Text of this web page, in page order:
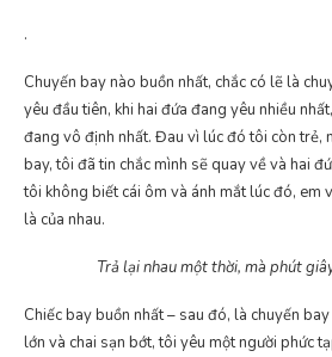
.
Chuyến bay nào buồn nhất, chắc có lẽ là
yêu đầu tiên, khi hai đứa đang yêu nhiều
đang vô định nhất. Đau vì lúc đó tôi còn trẻ,
bay, tôi đã tin chắc mình sẽ quay về và hai
tôi không biết cái ôm và ánh mắt lúc đó, em
là của nhau.
Trả lại nhau một thời, mà phút
Chiếc bay buồn nhất – sau đó, là chuyến
lớn và chai sạn bớt, tôi yêu một người phức